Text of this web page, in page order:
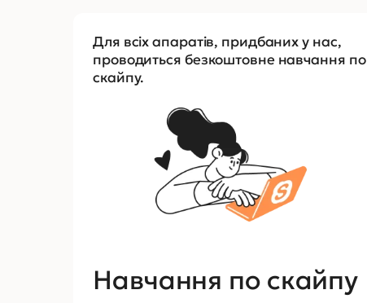
Для всіх апаратів, придбаних у нас,
проводиться безкоштовне навчання по
скайпу.
Навчання по скайпу